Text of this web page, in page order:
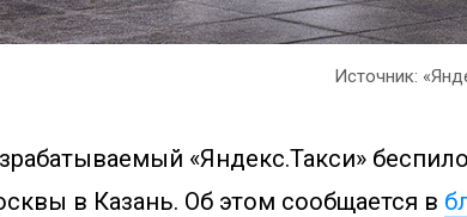
Источник:
«Яндекс.Такси»
в Казань. Об этом сообщается в